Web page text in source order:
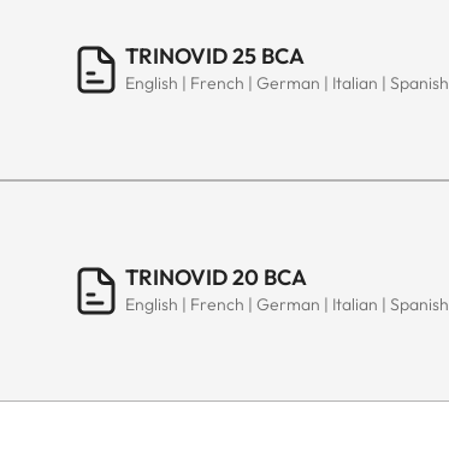
TRINOVID 25 BCA
English | French | German | Italian | Spanish
TRINOVID 20 BCA
English | French | German | Italian | Spanish